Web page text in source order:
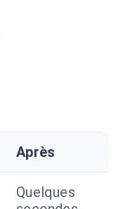
Après
Quelques